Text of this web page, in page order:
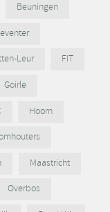
Beuningen
Leur
FIT
Goirle
Hoorn
Maastricht
Overbos